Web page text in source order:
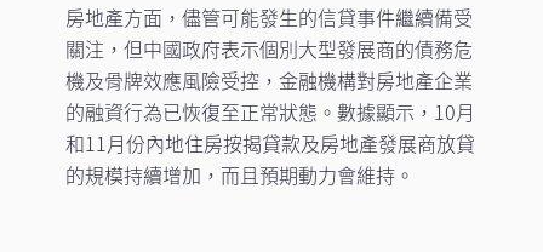
房地產方面，儘管可能發生的信貸事件繼續備受
關注，但中國政府表示個別大型發展商的債務危
機及骨牌效應風險受控，金融機構對房地產企業
的融資行為已恢復至正常狀態。數據顯示，10月
和11月份內地住房按揭貸款及房地產發展商放貸
的規模持續增加，而且預期動力會維持。